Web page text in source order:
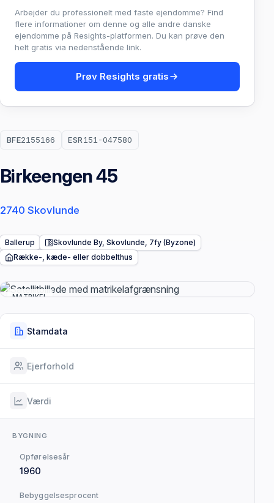
BFE2155166 ESR151-047580
Birkeengen 45
2740 Skovlunde
Ballerup
Skovlunde By, Skovlunde, 7fy (Byzone)
Række-, kæde- eller dobbelthus
MATRIKEL
Stamdata
Ejerforhold
Værdi
BYGNING
Opførelsesår
1960
Bebyggelsesprocent
Arbejder du professionelt med faste ejendomme? Find
flere informationer om denne og alle andre danske
ejendomme på Resights-platformen. Du kan prøve den
helt gratis via nedenstående link.
Prøv Resights gratis